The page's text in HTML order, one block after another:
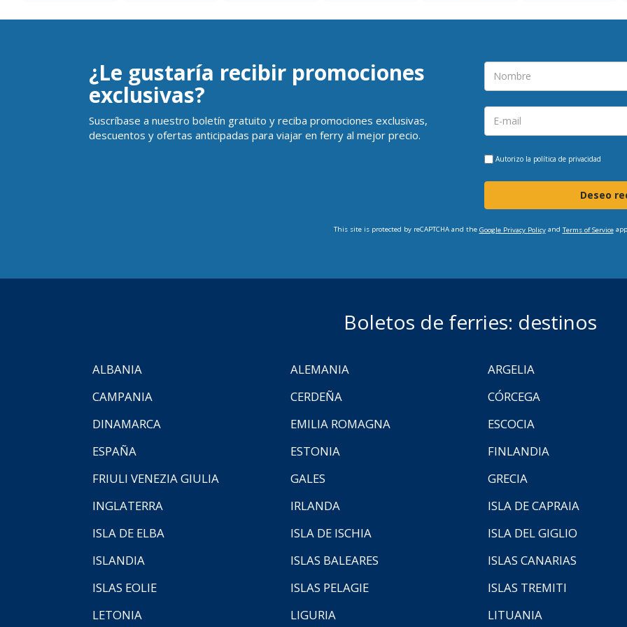
¿Le gustaría recibir promociones
exclusivas?
Suscríbase a nuestro boletín gratuito y reciba promociones exclusivas,
descuentos y ofertas anticipadas para viajar en ferry al mejor precio.
Autorizo la política de privacidad
Deseo
This site is protected by reCAPTCHA and the Google Privacy Policyand Terms of Service
Boletos de ferries: destinos
ALBANIA ALEMANIA ARGELIA
CAMPANIA
CERDEÑA CÓRCEGA
DINAMARCA
EMILIA ROMAGNA ESCOCIA
ESPAÑA
ESTONIA FINLANDIA
FRIULI VENEZIA GIULIA
GALES GRECIA
INGLATERRA
IRLANDA ISLA DE CAPRAIA
ISLA DE ELBA
ISLA DE ISCHIA ISLA DEL GIGLIO
ISLANDIA
ISLAS BALEARES ISLAS CANARIAS
ISLAS EOLIE
ISLAS PELAGIE ISLAS TREMITI
LETONIA
LIGURIA LITUANIA